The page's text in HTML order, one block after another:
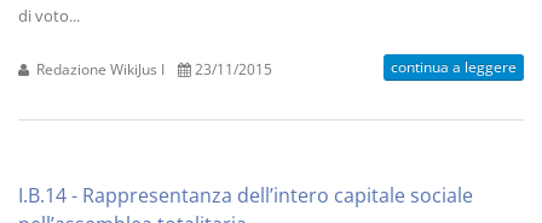
di voto...
Redazione WikiJus I 23/11/2015 continua a leggere
I.B.14 - Rappresentanza dell’intero capitale sociale